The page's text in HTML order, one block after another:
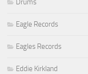
Drums
Eagle Records
Eagles Records
Eddie Kirkland